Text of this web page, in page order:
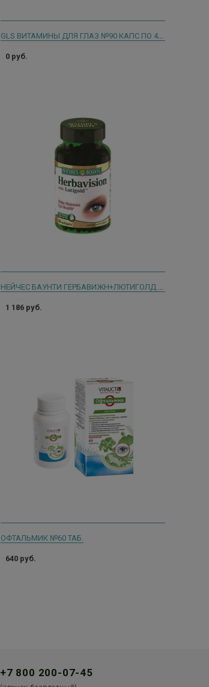
GLS ВИТАМИНЫ ДЛЯ ГЛАЗ №90 КАПС ПО 420МГ
0 руб.
НЕЙЧЕС БАУНТИ ГЕРБАВИЖН+ЛЮТИГОЛД №60 КАПС. [NATURE'S BOUNTY]
1 186 руб.
ОФТАЛЬМИК №60 ТАБ.
640 руб.
+7 800 200-07-45